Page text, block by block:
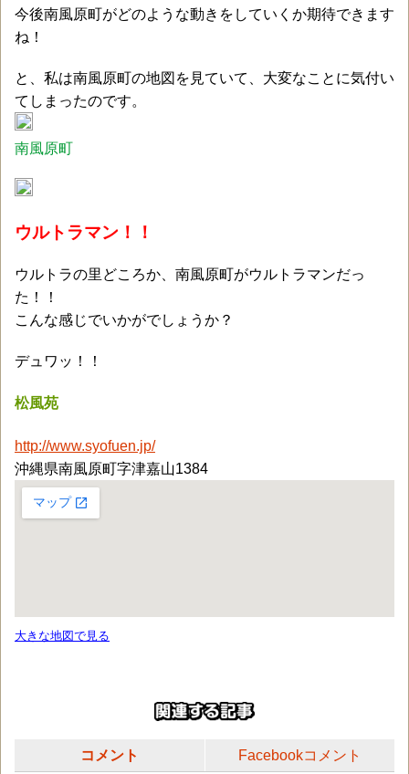
今後南風原町がどのような動きをしていくか期待できます
ね！
と、私は南風原町の地図を見ていて、大変なことに気付い
てしまったのです。
南風原町
ウルトラマン！！
ウルトラの里どころか、南風原町がウルトラマンだっ
た！！
こんな感じでいかがでしょうか？
デュワッ！！
松風苑
http://www.syofuen.jp/
沖縄県南風原町字津嘉山1384
大きな地図で見る
コメント Facebookコメント